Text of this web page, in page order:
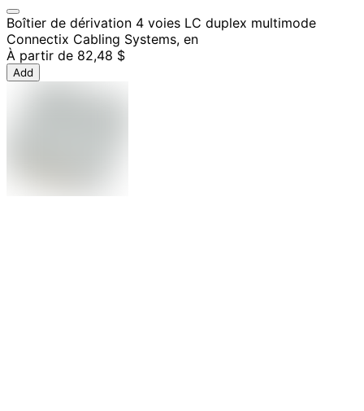
Boîtier de dérivation 4 voies LC duplex multimode
Connectix Cabling Systems, en
À partir de 82,48 $
Add